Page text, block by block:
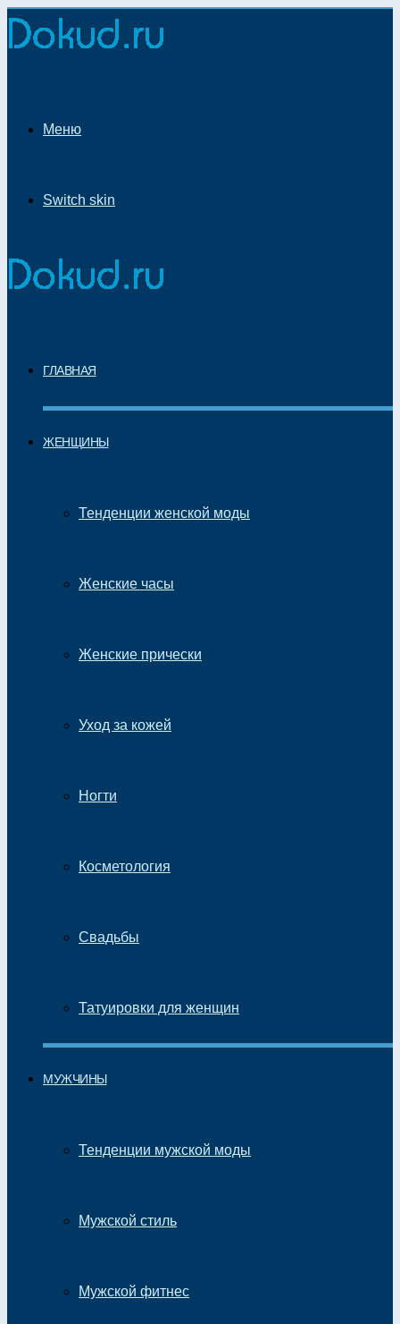
Меню
Switch skin
ГЛАВНАЯ
ЖЕНЩИНЫ
Тенденции женской моды
Женские часы
Женские прически
Уход за кожей
Ногти
Косметология
Свадьбы
Татуировки для женщин
МУЖЧИНЫ
Тенденции мужской моды
Мужской стиль
Мужской фитнес